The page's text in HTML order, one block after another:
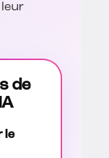
de
le